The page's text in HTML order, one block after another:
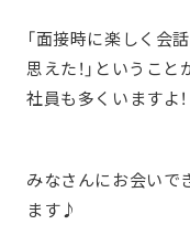
「面接時に楽しく会
思えた！」というこ
社員も多くいますよ！
みなさんにお会いで
ます♪